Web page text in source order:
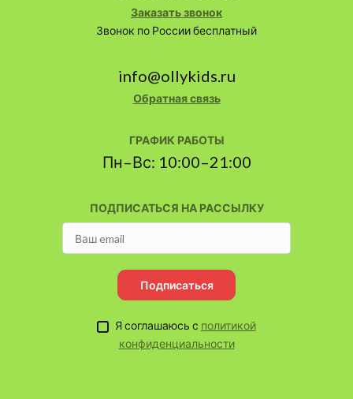
ПОДПИСАТЬСЯ НА РАССЫЛКУ
Подписаться
Я соглашаюсь с политикой
конфиденциальности
Заказать звонок
Звонок по России бесплатный
info@ollykids.ru
Обратная связь
ГРАФИК РАБОТЫ
Пн–Вс: 10:00–21:00